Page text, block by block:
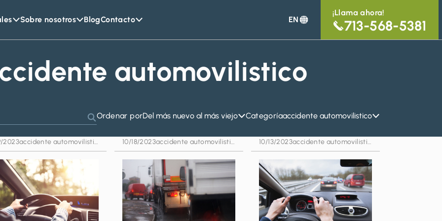
Sobre nosotros BlogContacto EN
¡Llama ahora!
713-568-5381
automovilistico
Buscar
Ordenar porDel más nuevo al más viejo Categoríaaccidente automovilistico
2023 accidente automovilistico 10/18/2023 accidente automovilistico 10/13/2023 accidente automovilistico